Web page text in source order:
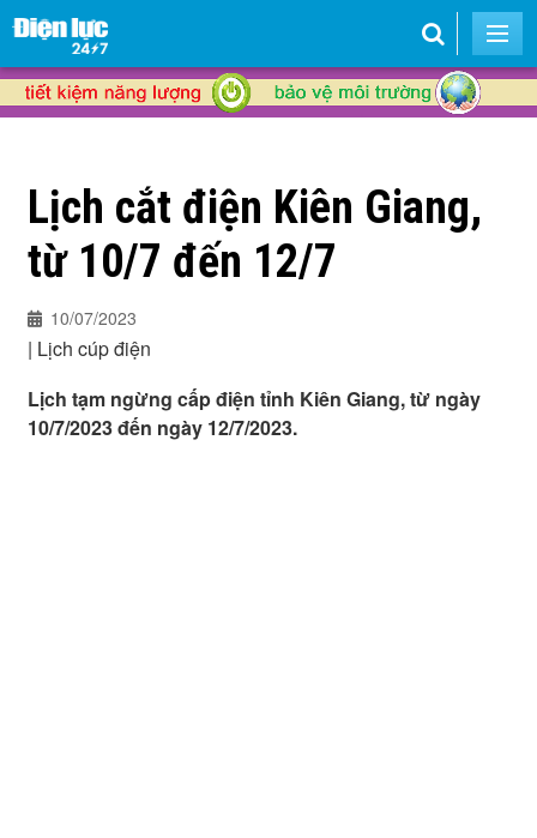
Lịch cắt điện Kiên Giang,
từ 10/7 đến 12/7
10/07/2023
| Lịch cúp điện
Lịch tạm ngừng cấp điện tỉnh Kiên Giang, từ ngày
10/7/2023 đến ngày 12/7/2023.